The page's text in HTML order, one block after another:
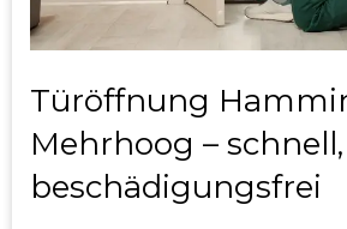
Türöffnung
Mehrhoog –
beschädigungsfrei